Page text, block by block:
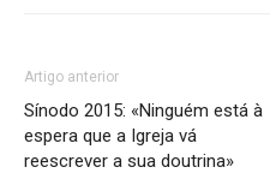
Artigo anterior
Sínodo 2015: «Ninguém está à
espera que a Igreja vá
reescrever a sua doutrina»